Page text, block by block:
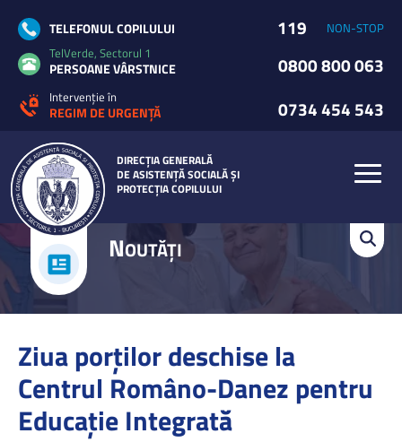
DIRECȚIA GENERALĂ
DE ASISTENȚĂ SOCIALĂ ȘI
PROTECȚIA COPILULUI
TELEFONUL COPILULUI 119
NON-STOP
TelVerde, Sectorul 1
PERSOANE VÂRSTNICE 0800 800 063
Intervenție în
REGIM DE URGENȚĂ 0734 454 543
NOUTĂȚI
Ziua porților deschise la
Centrul Româno-Danez pentru
Educație Integrată